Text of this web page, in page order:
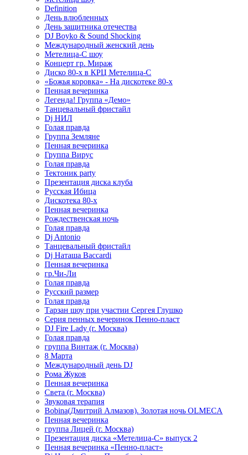
Definition
День влюбленных
День защитника отечества
DJ Boyko & Sound Shocking
Международный женский день
Метелица-С шоу
Концерт гр. Мираж
Диско 80-х в КРЦ Метелица-С
«Божья коровка» - На дискотеке 80-х
Пенная вечеринка
Легенда! Группа «Демо»
Танцевальный фристайл
Dj НИЛ
Голая правда
Группа Земляне
Пенная вечеринка
Группа Вирус
Голая правда
Тектоник party
Презентация диска клуба
Русская Ибица
Дискотека 80-х
Пенная вечеринка
Рождественская ночь
Голая правда
Dj Antonio
Танцевальный фристайл
Dj Наташа Baccardi
Пенная вечеринка
гр.Чи-Ли
Голая правда
Русский размер
Голая правда
Тарзан шоу при участии Сергея Глушко
Серия пенных вечеринок Пенно-пласт
DJ Fire Lady (г. Москва)
Голая правда
группа Винтаж (г. Москва)
8 Марта
Международный день DJ
Рома Жуков
Пенная вечеринка
Света (г. Москва)
Звуковая терапия
Bobina(Дмитрий Алмазов). Золотая ночь OLMECA
Пенная вечеринка
группа Лицей (г. Москва)
Презентация диска «Метелица-С» выпуск 2
Пенная вечеринка «Пенно-пласт»